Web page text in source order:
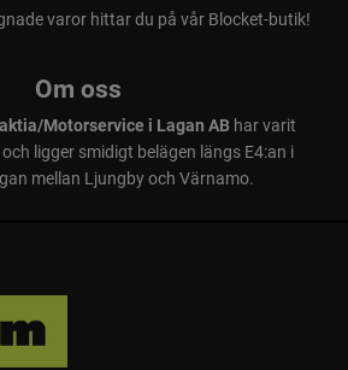
varor hittar du på vår Blocket-butik!
Om oss
Motorservice i Lagan ABhar varit
ligger smidigt belägen längs E4:an i
mellan Ljungby och Värnamo.